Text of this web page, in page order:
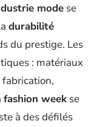
mode se
durabilité
du prestige. Les
: matériaux
fashion week se
à des défilés